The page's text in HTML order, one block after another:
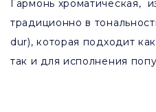
Гармонь хроматическая,
традиционно в
dur), которая подходит
так и для исполнения